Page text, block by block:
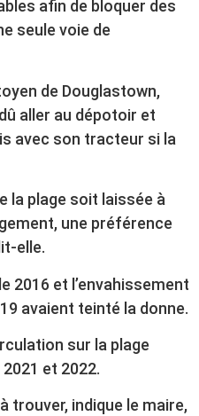
afin de bloquer des
seule voie de
de Douglastown,
aller au dépotoir et
avec son tracteur si la
la plage soit laissée à
une préférence
elle.
2016 et l’envahissement
avaient teinté la donne.
sur la plage
et 2022.
trouver, indique le maire,